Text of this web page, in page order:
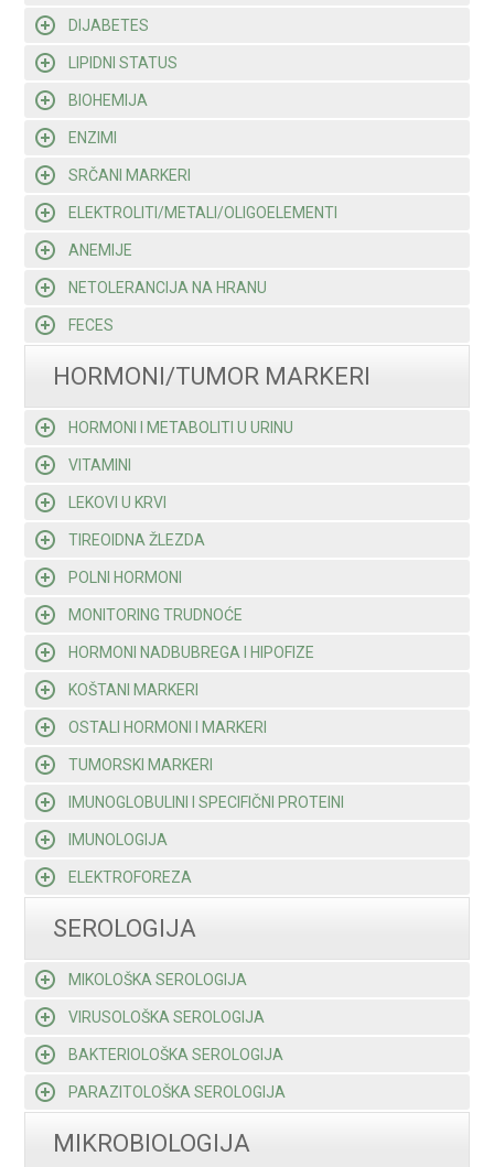
DIJABETES
LIPIDNI STATUS
BIOHEMIJA
ENZIMI
SRČANI MARKERI
ELEKTROLITI/METALI/OLIGOELEMENTI
ANEMIJE
NETOLERANCIJA NA HRANU
FECES
HORMONI/TUMOR MARKERI
HORMONI I METABOLITI U URINU
VITAMINI
LEKOVI U KRVI
TIREOIDNA ŽLEZDA
POLNI HORMONI
MONITORING TRUDNOĆE
HORMONI NADBUBREGA I HIPOFIZE
KOŠTANI MARKERI
OSTALI HORMONI I MARKERI
TUMORSKI MARKERI
IMUNOGLOBULINI I SPECIFIČNI PROTEINI
IMUNOLOGIJA
ELEKTROFOREZA
SEROLOGIJA
MIKOLOŠKA SEROLOGIJA
VIRUSOLOŠKA SEROLOGIJA
BAKTERIOLOŠKA SEROLOGIJA
PARAZITOLOŠKA SEROLOGIJA
MIKROBIOLOGIJA